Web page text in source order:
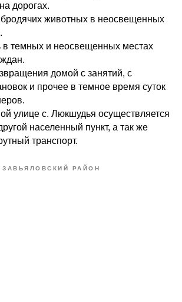
дорогах.
бродячих животных в неосвещенных
в темных и неосвещенных местах
домой с занятий, с
и прочее в темное время суток
улице с. Люкшудья осуществляется
населенный пункт, а так же
транспорт.
ЗАВЬЯЛОВСКИЙ РАЙОН